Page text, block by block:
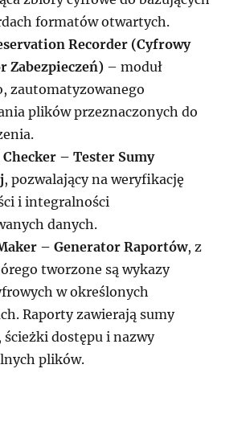
formatów otwartych.
Recorder (Cyfrowy
Zabezpieczeń) – moduł
zautomatyzowanego
plików przeznaczonych do
Checker – Tester Sumy
, pozwalający na weryfikację
i integralności
danych.
– Generator Raportów, z
tworzone są wykazy
w określonych
Raporty zawierają sumy
dostępu i nazwy
plików.